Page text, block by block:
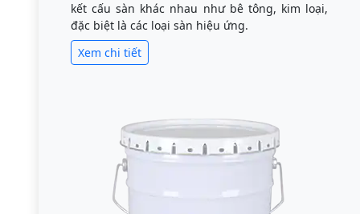
kết cấu sàn khác nhau như bê tông, kim loại,
đặc biệt là các loại sàn hiệu ứng.
Xem chi tiết